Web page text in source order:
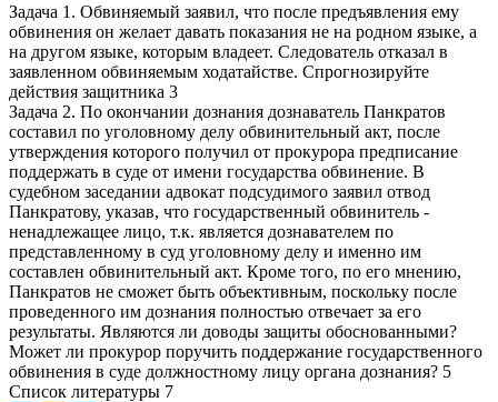
Задача 1. Обвиняемый заявил, что после предъявления ему
обвинения он желает давать показания не на родном языке, а
на другом языке, которым владеет. Следователь отказал в
заявленном обвиняемым ходатайстве. Спрогнозируйте
действия защитника 3
Задача 2. По окончании дознания дознаватель Панкратов
составил по уголовному делу обвинительный акт, после
утверждения которого получил от прокурора предписание
поддержать в суде от имени государства обвинение. В
судебном заседании адвокат подсудимого заявил отвод
Панкратову, указав, что государственный обвинитель -
ненадлежащее лицо, т.к. является дознавателем по
представленному в суд уголовному делу и именно им
составлен обвинительный акт. Кроме того, по его мнению,
Панкратов не сможет быть объективным, поскольку после
проведенного им дознания полностью отвечает за его
результаты. Являются ли доводы защиты обоснованными?
Может ли прокурор поручить поддержание государственного
обвинения в суде должностному лицу органа дознания? 5
Список литературы 7